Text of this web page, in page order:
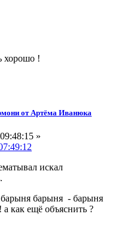
хорошо !
от Артёма Иванюка
»
искал
барыня - барыня
как ещё объяснить ?